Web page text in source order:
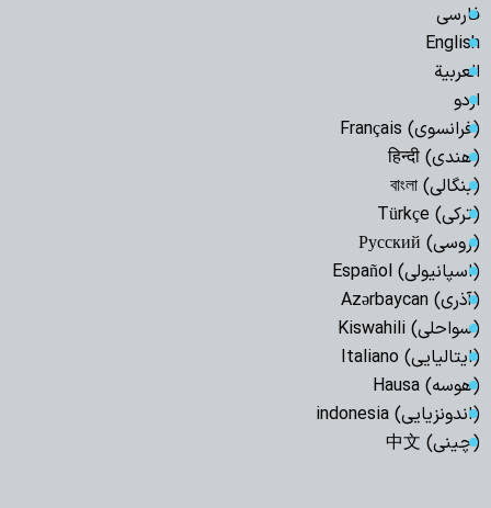
فارسی
English
العربیة
اردو
(فرانسوی) Français
(هندی) हिन्दी
(بنگالی) বাংলা
(ترکی) Türkçe
(روسی) Русский
(اسپانیولی) Español
(آذری) Azərbaycan
(سواحلی) Kiswahili
(ایتالیایی) Italiano
(هوسه) Hausa
(اندونزیایی) indonesia
(چینی) 中文